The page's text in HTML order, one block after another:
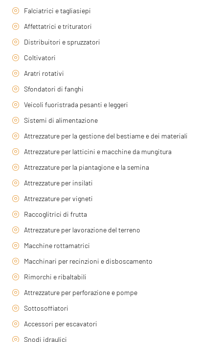
Falciatrici e tagliasiepi
Affettatrici e trituratori
Distribuitori e spruzzatori
Coltivatori
Aratri rotativi
Sfondatori di fanghi
Veicoli fuoristrada pesanti e leggeri
Sistemi di alimentazione
Attrezzature per la gestione del bestiame e dei materiali
Attrezzature per latticini e macchine da mungitura
Attrezzature per la piantagione e la semina
Attrezzature per insilati
Attrezzature per vigneti
Raccoglitrici di frutta
Attrezzature per lavorazione del terreno
Macchine rottamatrici
Macchinari per recinzioni e disboscamento
Rimorchi e ribaltabili
Attrezzature per perforazione e pompe
Sottosoffiatori
Accessori per escavatori
Snodi idraulici